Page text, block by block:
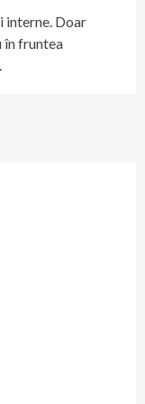
interne. Doar
în fruntea